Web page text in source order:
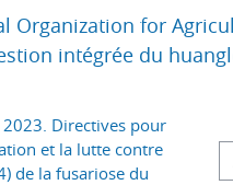
Organization for
intégrée du
2023. Directives pour
et la lutte contre
de la fusariose du